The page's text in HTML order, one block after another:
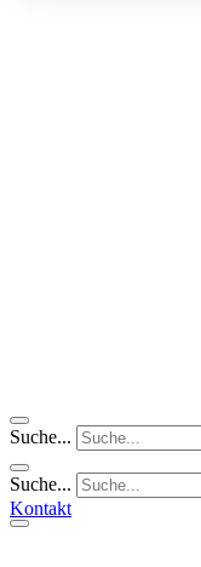
Suche...
Suche...
Kontakt